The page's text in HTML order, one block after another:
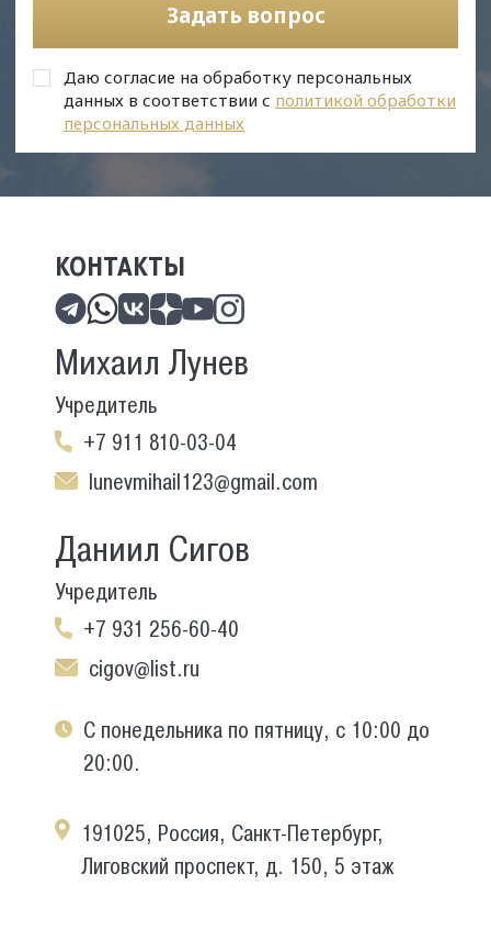
Задать вопрос
Даю согласие на обработку персональных
данных в соответствии с политикой обработки
персональных данных
КОНТАКТЫ
Михаил Лунев
Учредитель
+7 911 810-03-04
lunevmihail123@gmail.com
Даниил Сигов
Учредитель
+7 931 256-60-40
cigov@list.ru
С понедельника по пятницу, с 10:00 до
20:00.
191025, Россия, Санкт-Петербург,
Лиговский проспект, д. 150, 5 этаж